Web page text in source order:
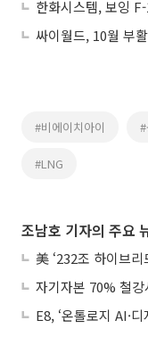
한화시스템, 보잉
#비에이치아이
#LNG
조남호 기자의 주요